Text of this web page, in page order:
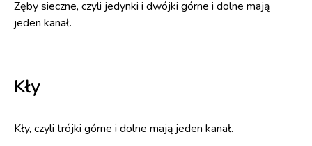
Zęby sieczne, czyli jedynki i dwójki górne i dolne mają
jeden kanał.
Kły
Kły, czyli trójki górne i dolne mają jeden kanał.